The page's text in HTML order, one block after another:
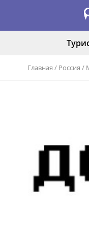
Главная / Россия /